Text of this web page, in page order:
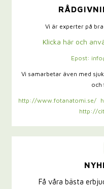
Vi är experter på
Klicka här och
Epost:
Vi samarbetar även med
och
http://www.fotanatomi.se/
http://
Få våra bästa